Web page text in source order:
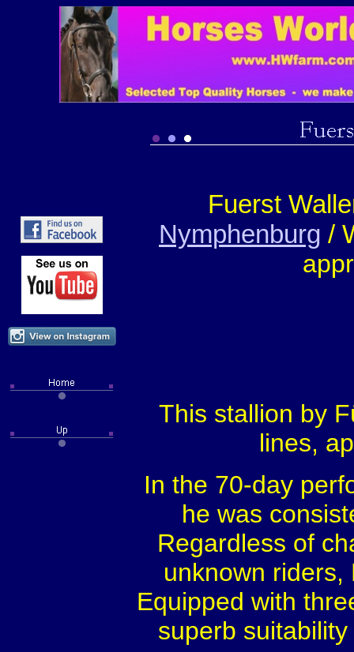
Fuerst
Nymphenburg /
This stallion by
lines,
In the 70-day
he was
Regardless of
unknown riders,
Equipped with
superb